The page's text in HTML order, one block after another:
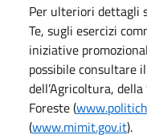
Per ulteriori dettagli
Te, sugli esercizi
iniziative
possibile consultare
dell’Agricoltura,
Foreste (
(www.mimit.gov.it).